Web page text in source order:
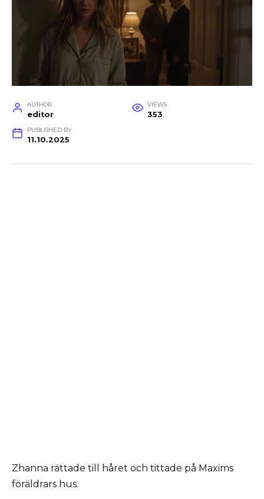
AUTHOR
editor
VIEWS
353
PUBLISHED BY
11.10.2025
Zhanna rättade till håret och tittade på Maxims
föräldrars hus.